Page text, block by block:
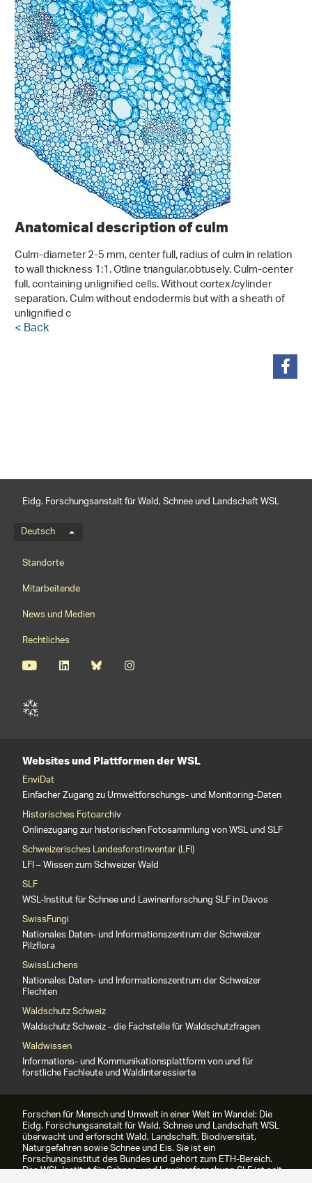
Anatomical description of culm
Culm-diameter 2-5 mm, center full, radius of culm in relation
to wall thickness 1:1. Otline triangular,obtusely. Culm-center
full, containing unlignified cells. Without cortex/cylinder
separation. Culm without endodermis but with a sheath of
unlignified c
< Back
Eidg. Forschungsanstalt für Wald, Schnee und Landschaft WSL
Sprachmenü
Deutsch
Footernavigation
Standorte
Mitarbeitende
News und Medien
Rechtliches
Websites und Plattformen der WSL
EnviDat
Einfacher Zugang zu Umweltforschungs- und Monitoring-Daten
Historisches Fotoarchiv
Onlinezugang zur historischen Fotosammlung von WSL und SLF
Schweizerisches Landesforstinventar (LFI)
LFI – Wissen zum Schweizer Wald
SLF
WSL-Institut für Schnee und Lawinenforschung SLF in Davos
SwissFungi
Nationales Daten- und Informationszentrum der Schweizer
Pilzflora
SwissLichens
Nationales Daten- und Informationszentrum der Schweizer
Flechten
Waldschutz Schweiz
Waldschutz Schweiz - die Fachstelle für Waldschutzfragen
Waldwissen
Informations- und Kommunikationsplattform von und für
forstliche Fachleute und Waldinteressierte
Forschen für Mensch und Umwelt in einer Welt im Wandel: Die
Eidg. Forschungsanstalt für Wald, Schnee und Landschaft WSL
überwacht und erforscht Wald, Landschaft, Biodiversität,
Naturgefahren sowie Schnee und Eis. Sie ist ein
Forschungsinstitut des Bundes und gehört zum ETH-Bereich.
Das WSL-Institut für Schnee- und Lawinenforschung SLF ist seit